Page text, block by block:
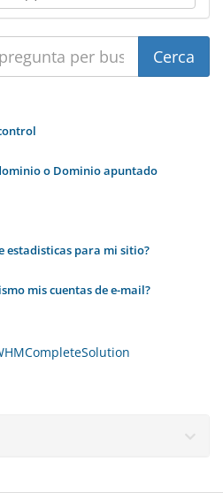
o Dominio apuntado
estadisticas para mi sitio?
mis cuentas de e-mail?